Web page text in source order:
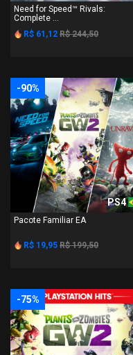
Need for Speed™ Rivals:
Complete ...
R$ 61,12 R$ 244,50
-90%
PS4
Pacote Familiar EA
R$ 19,95 R$ 199,50
-75%